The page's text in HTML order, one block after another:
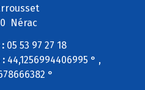
Nérac
05 53 97 27 18
:44,1256994406995 ° ,
°